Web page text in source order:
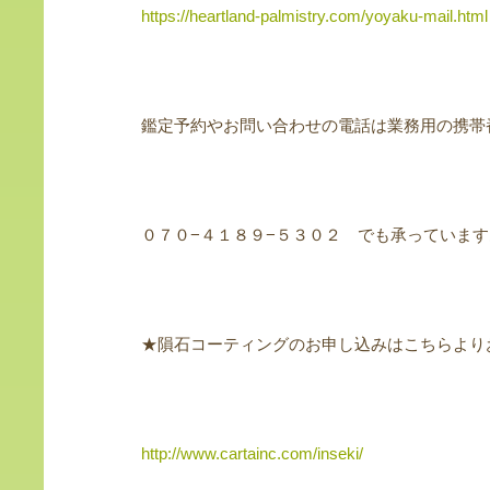
https://heartland-palmistry.com/yoyaku-mail.html
鑑定予約やお問い合わせの電話は業務用の携帯
０７０−４１８９−５３０２ でも承っています
★隕石コーティングのお申し込みはこちらより
http://www.cartainc.com/inseki/